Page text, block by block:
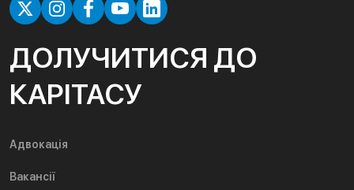
ДОЛУЧИТИСЯ ДО
КАРІТАСУ
Адвокація
Вакансії